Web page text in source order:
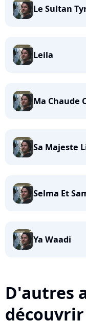
Le Sultan
Leila
Ma Chaude
Sa Majeste
Selma Et
Ya Waadi
D'autres
découvrir